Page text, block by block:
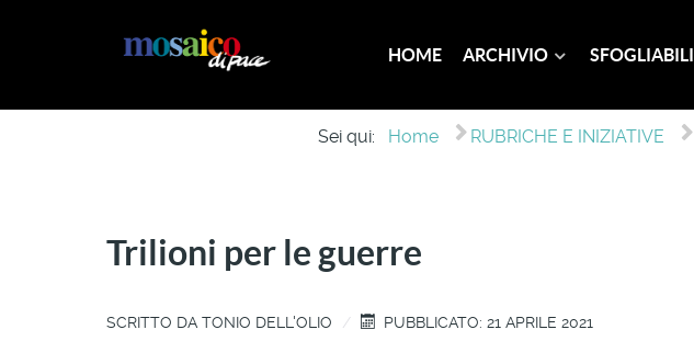
HOME ARCHIVIO SFOGLIABILI
Sei qui: Home RUBRICHE E INIZIATIVE
Trilioni per le guerre
SCRITTO DA TONIO DELL'OLIO PUBBLICATO: 21 APRILE 2021